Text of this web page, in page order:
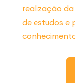
realização
de estudos e